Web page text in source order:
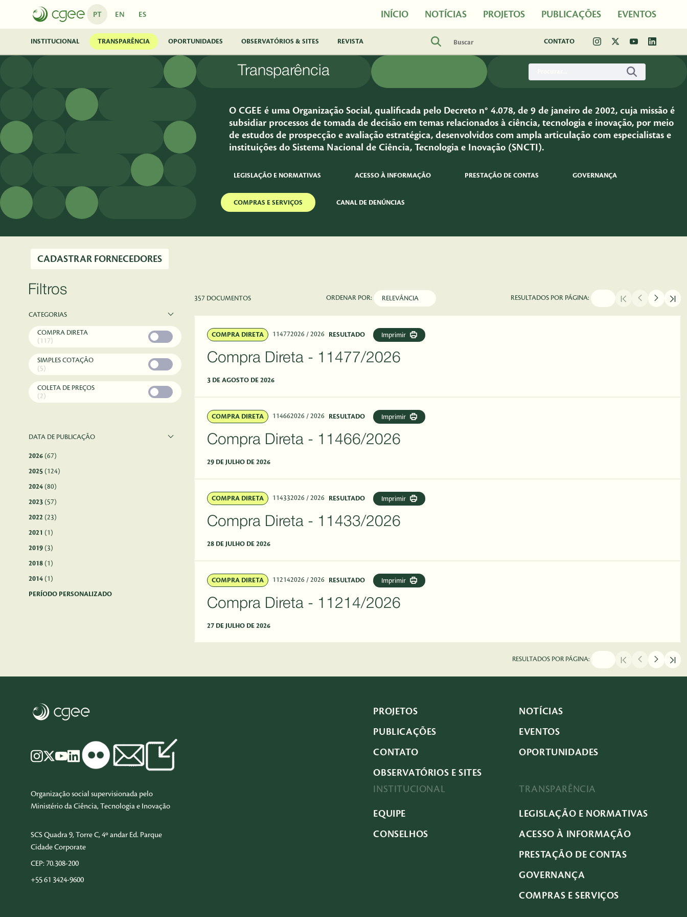
Pular para o Conteúdo principal
PT EN ES INÍCIO NOTÍCIAS PROJETOS PUBLICAÇÕES EVENTOS
INSTITUCIONAL TRANSPARÊNCIA OPORTUNIDADES OBSERVATÓRIOS & SITES REVISTA CONTATO
Transparência
O CGEE é uma Organização Social, qualificada pelo Decreto n° 4.078, de 9 de janeiro de 2002, cuja missão é
subsidiar processos de tomada de decisão em temas relacionados à ciência, tecnologia e inovação, por meio
de estudos de prospecção e avaliação estratégica, desenvolvidos com ampla articulação com especialistas e
instituições do Sistema Nacional de Ciência, Tecnologia e Inovação (SNCTI).
LEGISLAÇÃO E NORMATIVAS ACESSO À INFORMAÇÃO PRESTAÇÃO DE CONTAS GOVERNANÇA
COMPRAS E SERVIÇOS CANAL DE DENÚNCIAS
CADASTRAR FORNECEDORES
Filtros
CATEGORIAS
COMPRA DIRETA
(117)
SIMPLES COTAÇÃO
(5)
COLETA DE PREÇOS
(2)
DATA DE PUBLICAÇÃO
2026 (67)
2025 (124)
2024 (80)
2023 (57)
2022 (23)
2021 (1)
2019 (3)
2018 (1)
2014 (1)
PERÍODO PERSONALIZADO
357 DOCUMENTOS ORDENAR POR: RESULTADOS POR PÁGINA:
COMPRA DIRETA 114772026 / 2026 RESULTADO Imprimir
Compra Direta - 11477/2026
3 DE AGOSTO DE 2026
COMPRA DIRETA 114662026 / 2026 RESULTADO Imprimir
Compra Direta - 11466/2026
29 DE JULHO DE 2026
COMPRA DIRETA 114332026 / 2026 RESULTADO Imprimir
Compra Direta - 11433/2026
28 DE JULHO DE 2026
COMPRA DIRETA 112142026 / 2026 RESULTADO Imprimir
Compra Direta - 11214/2026
27 DE JULHO DE 2026
RESULTADOS POR PÁGINA:
Organização social supervisionada pelo
Ministério da Ciência, Tecnologia e Inovação
SCS Quadra 9, Torre C, 4º andar Ed. Parque
Cidade Corporate
CEP: 70.308-200
+55 61 3424-9600
PROJETOS
NOTÍCIAS
PUBLICAÇÕES
EVENTOS
CONTATO
OPORTUNIDADES
OBSERVATÓRIOS E SITES
INSTITUCIONAL
EQUIPE
CONSELHOS
TRANSPARÊNCIA
LEGISLAÇÃO E NORMATIVAS
ACESSO À INFORMAÇÃO
PRESTAÇÃO DE CONTAS
GOVERNANÇA
COMPRAS E SERVIÇOS